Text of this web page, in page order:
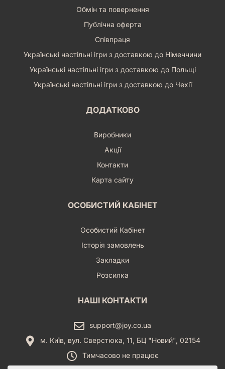
Обмін та повернення
Публічна оферта
Співпраця
Українські настільні ігри з доставкою до Німеччини
Українські настільні ігри з доставкою до Польщі
Українські настільні ігри з доставкою до Чехії
ДОДАТКОВО
Виробники
Акції
Контакти
Карта сайту
ОСОБИСТИЙ КАБІНЕТ
Особистий Кабінет
Історія замовлень
Закладки
Розсилка
НАШІ КОНТАКТИ
support@joy.co.ua
м. Київ, вул. Сверстюка, 11, БЦ "Новий", 02154
Тимчасово не працює